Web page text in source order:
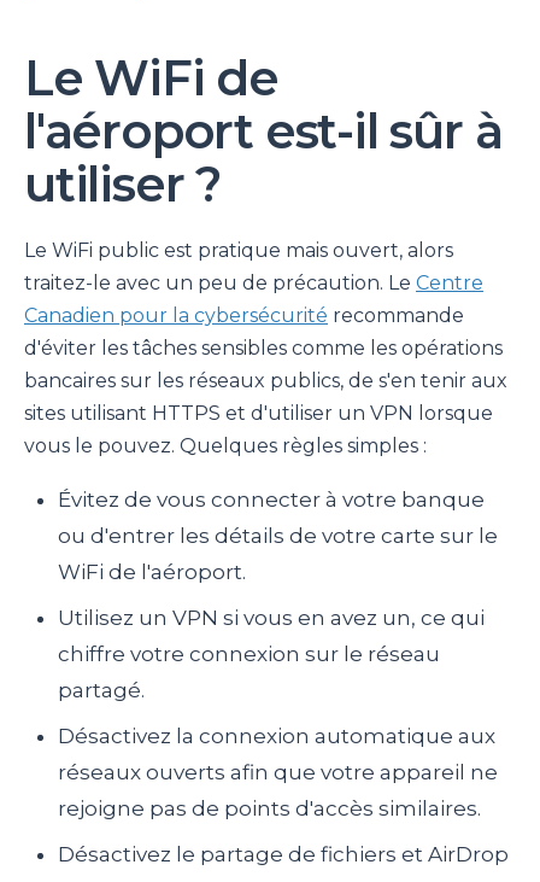
Le WiFi de
l'aéroport est-il sûr à
utiliser ?
Le WiFi public est pratique mais ouvert, alors
traitez-le avec un peu de précaution. Le Centre
Canadien pour la cybersécurité recommande
d'éviter les tâches sensibles comme les opérations
bancaires sur les réseaux publics, de s'en tenir aux
sites utilisant HTTPS et d'utiliser un VPN lorsque
vous le pouvez. Quelques règles simples :
Évitez de vous connecter à votre banque
ou d'entrer les détails de votre carte sur le
WiFi de l'aéroport.
Utilisez un VPN si vous en avez un, ce qui
chiffre votre connexion sur le réseau
partagé.
Désactivez la connexion automatique aux
réseaux ouverts afin que votre appareil ne
rejoigne pas de points d'accès similaires.
Désactivez le partage de fichiers et AirDrop